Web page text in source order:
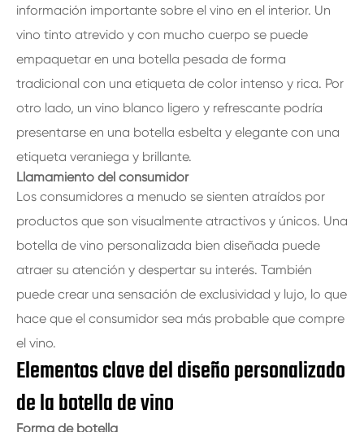
información importante sobre el vino en el interior. Un
vino tinto atrevido y con mucho cuerpo se puede
empaquetar en una botella pesada de forma
tradicional con una etiqueta de color intenso y rica. Por
otro lado, un vino blanco ligero y refrescante podría
presentarse en una botella esbelta y elegante con una
etiqueta veraniega y brillante.
Llamamiento del consumidor
Los consumidores a menudo se sienten atraídos por
productos que son visualmente atractivos y únicos. Una
botella de vino personalizada bien diseñada puede
atraer su atención y despertar su interés. También
puede crear una sensación de exclusividad y lujo, lo que
hace que el consumidor sea más probable que compre
el vino.
Elementos clave del diseño personalizado
de la botella de vino
Forma de botella